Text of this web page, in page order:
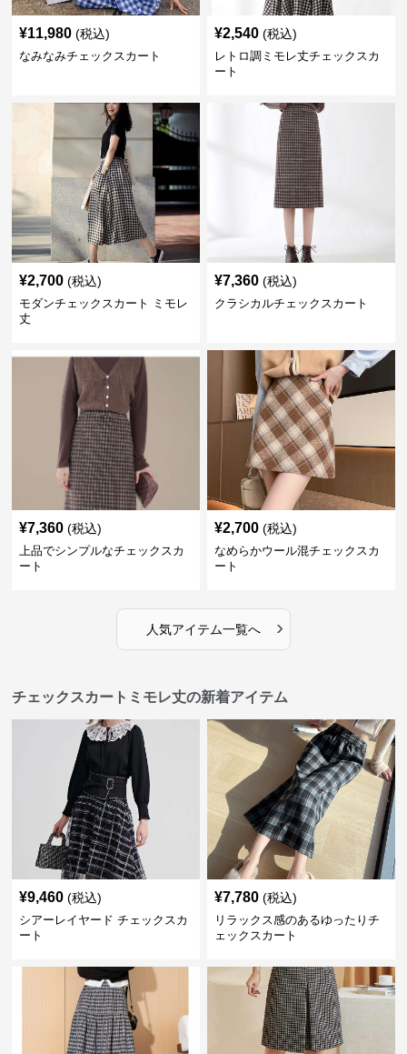
¥11,980 (税込)
なみなみチェックスカート
¥2,540 (税込)
レトロ調ミモレ丈チェックスカ
ート
¥2,700 (税込)
モダンチェックスカート ミモレ
丈
¥7,360 (税込)
クラシカルチェックスカート
¥7,360 (税込)
上品でシンプルなチェックスカ
ート
¥2,700 (税込)
なめらかウール混チェックスカ
ート
人気アイテム一覧へ ›
チェックスカートミモレ丈の新着アイテム
¥9,460 (税込)
シアーレイヤード チェックスカ
ート
¥7,780 (税込)
リラックス感のあるゆったりチ
ェックスカート